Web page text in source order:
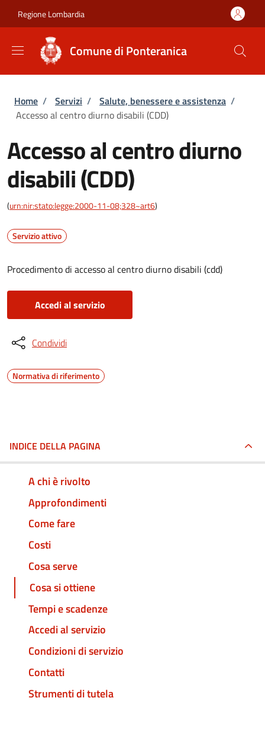
Regione Lombardia
Comune di Ponteranica
Briciole di pane
Home / Servizi / Salute, benessere e assistenza /
Accesso al centro diurno disabili (CDD)
Accesso al centro diurno
disabili (CDD)
(urn:nir:stato:legge:2000-11-08;328~art6)
Servizio attivo
Procedimento di accesso al centro diurno disabili (cdd)
Accedi al servizio
Condividi
Normativa di riferimento
INDICE DELLA PAGINA
A chi è rivolto
Approfondimenti
Come fare
Costi
Cosa serve
Cosa si ottiene
Tempi e scadenze
Accedi al servizio
Condizioni di servizio
Contatti
Strumenti di tutela